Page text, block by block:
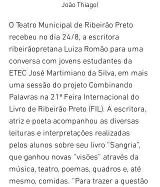
João Thiago)
O Teatro Municipal de Ribeirão Preto
recebeu no dia 24/8, a escritora
ribeirãopretana Luiza Romão para uma
conversa com jovens estudantes da
ETEC José Martimiano da Silva, em mais
uma sessão do projeto Combinando
Palavras na 21ª Feira Internacional do
Livro de Ribeirão Preto (FIL). A escritora,
atriz e poeta acompanhou as diversas
leituras e interpretações realizadas
pelos alunos sobre seu livro “Sangria”,
que ganhou novas “visões” através da
música, teatro, poemas, quadros e, até
mesmo, comidas. “Para trazer a questão